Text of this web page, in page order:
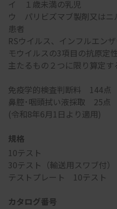
イ １歳未満の乳児
ウ パリビズマブ製剤又はニ
患者
RSウイルス、インフルエン
モウイルスの3項目の抗原定
主たるもの２つに限り算定す
免疫学的検査判断料 144点
鼻腔･咽頭拭い液採取 25点
(令和8年6月1日より適用)
規格
10テスト
30テスト（輸送用スワブ付）
テストプレート 10テスト
カタログ番号